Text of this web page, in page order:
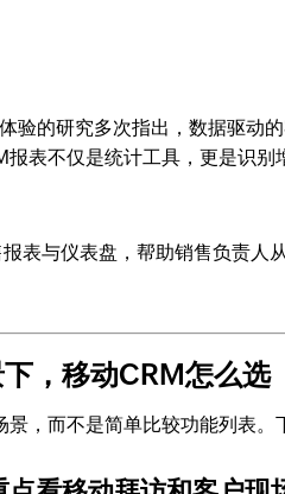
验的研究多次指出，数据驱动
报表不仅是统计工具，更是识
表与仪表盘，帮助销售负责人
，移动CRM怎么选
，而不是简单比较功能列表。